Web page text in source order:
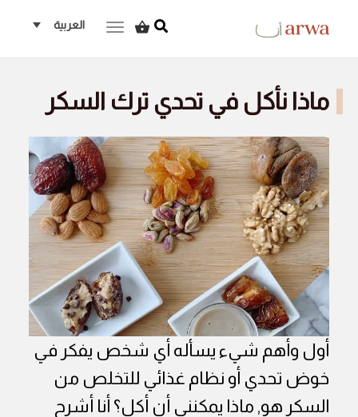
navigation
العربية
ماذا نأكل في تحدي ترك السكر
أول وأهم شيء يسأله أي شخص يفكر في
خوض تحدي أو نظام غذائي للتخلص من
السكر هو, ماذا يمكنني أن أكل؟ أنا أشرح